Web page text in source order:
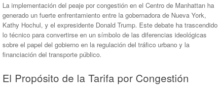
La implementación del peaje por congestión en el Centro de Manhattan ha
generado un fuerte enfrentamiento entre la gobernadora de Nueva York,
Kathy Hochul, y el expresidente Donald Trump. Este debate ha trascendido
lo técnico para convertirse en un símbolo de las diferencias ideológicas
sobre el papel del gobierno en la regulación del tráfico urbano y la
financiación del transporte público.
El Propósito de la Tarifa por Congestión